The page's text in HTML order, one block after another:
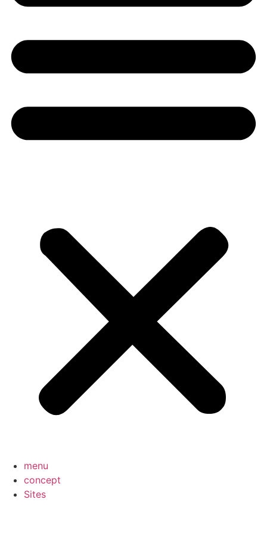
menu
concept
Sites